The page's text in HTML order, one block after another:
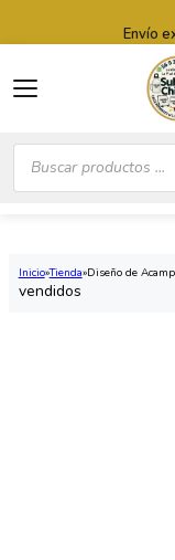
Búsqueda
productos
Envío
Inicio Tienda Diseño de
vendidos